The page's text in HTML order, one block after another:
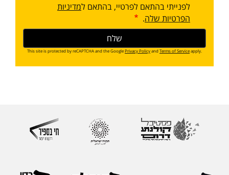
לפנייתי בהתאם לפרטיי, בהתאם למדיניות
הפרטיות שלה.
This site is protected by reCAPTCHA and the GooglePrivacy PolicyandTerms of Serviceapply.